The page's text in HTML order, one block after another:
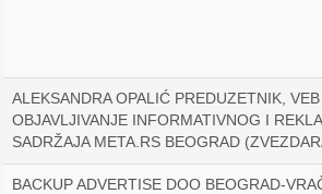
ALEKSANDRA OPALIĆ PREDUZETNIK,
OBJAVLJIVANJE INFORMATIVNOG I
SADRŽAJA META.RS BEOGRAD
BACKUP ADVERTISE DOO BEOGRAD-